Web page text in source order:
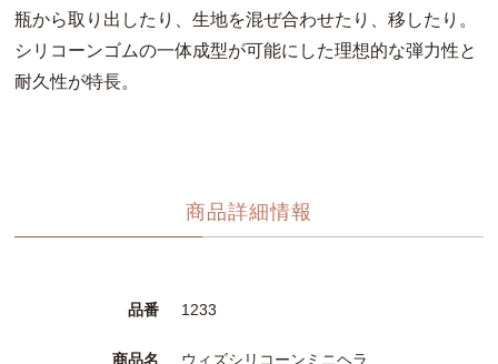
瓶から取り出したり、生地を混ぜ合わせたり、移したり。
シリコーンゴムの一体成型が可能にした理想的な弾力性と
耐久性が特長。
商品詳細情報
品番 1233
商品名 ウィズシリコーンミニヘラ